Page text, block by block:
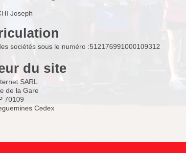
Joseph
sociétés sous le numéro :512176991000109312
du site
SARL
de la Gare
70109
Cedex